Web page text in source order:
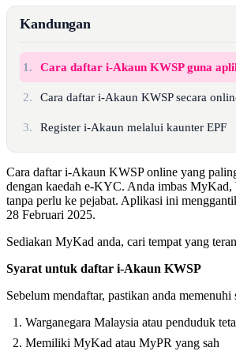
Kandungan
1. Cara daftar i-Akaun KWSP guna
2. Cara daftar i-Akaun KWSP secara
3. Register i-Akaun melalui kaunter EPF
Cara daftar i-Akaun KWSP online yang
dengan kaedah e-KYC. Anda imbas MyKad,
tanpa perlu ke pejabat. Aplikasi ini
28 Februari 2025.
Sediakan MyKad anda, cari tempat yang
Syarat untuk daftar i-Akaun KWSP
Sebelum mendaftar, pastikan anda memenuhi
Warganegara Malaysia atau penduduk
Memiliki MyKad atau MyPR yang sah